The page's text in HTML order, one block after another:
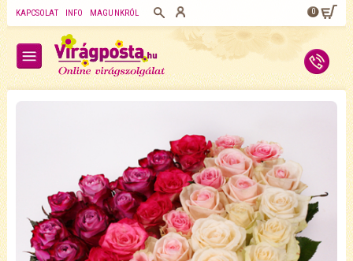
KAPCSOLAT INFO MAGUNKRÓL 0